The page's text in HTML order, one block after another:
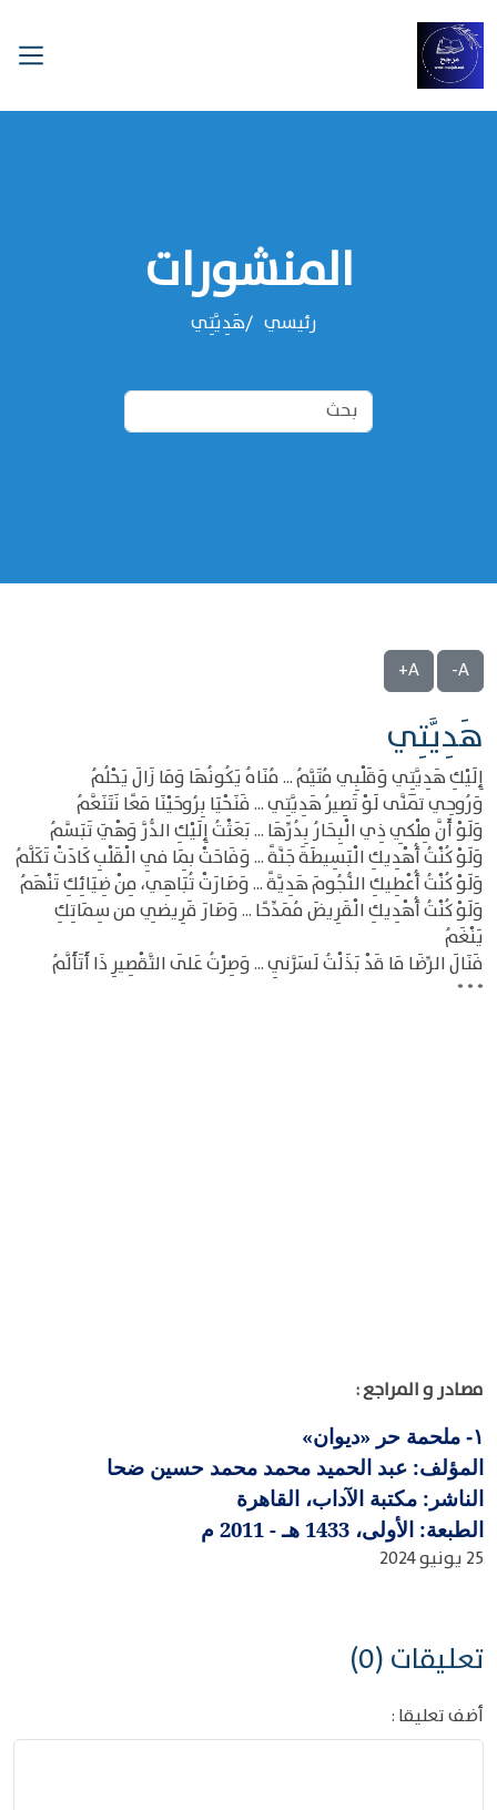
المنشورات
رئيسي هَدِيَّتِي
A-
A+
هَدِيَّتِي
إِلَيْكِ هَدِيَّتِي وَقَلْبِي مُتَيَّمُ ... مُنَاهُ يَكُونُهَا وَمَا زَالَ يَحْلُمُ
وَرُوحِي تَمَنَّى لَوْ تَصِيرُ هَدِيَّتِي ... فَنَحْيَا بِرُوحَيْنَا مَعًا نَتَنَعَّمُ
وَلَوْ أَنَّ مِلْكِي ذِي الْبِحَارُ بِدُرِّهَا ... بَعَثْتُ إِلَيْكِ الدُّرَّ وَهْيَ تَبَسَّمُ
وَلَوْ كُنْتُ أُهْدِيكِ الْبَسِيطَةَ جَنَّةً ... وَفَاحَتْ بِمَا فِي الْقَلْبِ كَادَتْ تَكَلَّمُ
وَلَوْ كُنْتُ أُعْطِيكِ النُّجُومَ هَدِيَّةً ... وَصَارَتْ تُبَاهِي، مِنْ ضِيَائِكِ تَنْهَمُ
وَلَوْ كُنْتُ أُهْدِيكِ الْقَرِيضَ مُمَدِّحًا ... وَصَارَ قَرِيضِي من سِمَاتِكِ
يَنْغَمُ
فَنَالَ الرِّضَا مَا قَدْ بَذَلْتُ لَسَرَّنِي ... وَصِرْتُ عَلَى التَّقْصِيرِ ذَا أَتَأَلَّمُ
* * *
مصادر و المراجع :
١-
ملحمة حر «ديوان»
المؤلف: عبد الحميد محمد محمد حسين ضحا
الناشر: مكتبة الآداب، القاهرة
الطبعة: الأولى، 1433 هـ - 2011 م
25 يونيو 2024
تعليقات (0)
أضف تعليقا :